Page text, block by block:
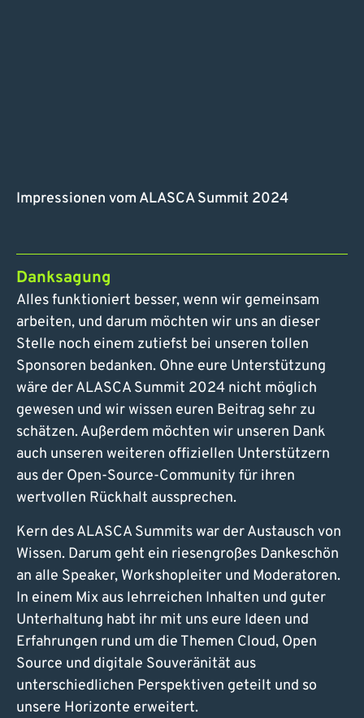
Impressionen vom ALASCA Summit 2024
Danksagung
Alles funktioniert besser, wenn wir gemeinsam
arbeiten, und darum möchten wir uns an dieser
Stelle noch einem zutiefst bei unseren tollen
Sponsoren bedanken. Ohne eure Unterstützung
wäre der ALASCA Summit 2024 nicht möglich
gewesen und wir wissen euren Beitrag sehr zu
schätzen. Außerdem möchten wir unseren Dank
auch unseren weiteren offiziellen Unterstützern
aus der Open-Source-Community für ihren
wertvollen Rückhalt aussprechen.
Kern des ALASCA Summits war der Austausch von
Wissen. Darum geht ein riesengroßes Dankeschön
an alle Speaker, Workshopleiter und Moderatoren.
In einem Mix aus lehrreichen Inhalten und guter
Unterhaltung habt ihr mit uns eure Ideen und
Erfahrungen rund um die Themen Cloud, Open
Source und digitale Souveränität aus
unterschiedlichen Perspektiven geteilt und so
unsere Horizonte erweitert.